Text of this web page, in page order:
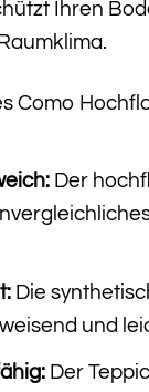
Ihren
Como
Der
Die
und
Der